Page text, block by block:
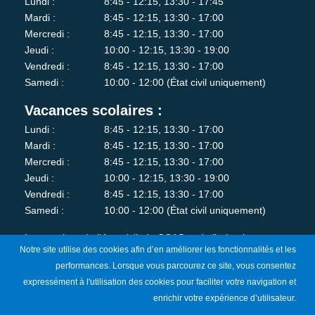
Mardi :
8:45 - 12:15, 13:30 - 17:00
Mercredi :
8:45 - 12:15, 13:30 - 17:00
Jeudi :
10:00 - 12:15, 13:30 - 19:00
Vendredi :
8:45 - 12:15, 13:30 - 17:00
Samedi :
10:00 - 12:00 (État civil uniquement)
Vacances scolaires :
Lundi :
8:45 - 12:15, 13:30 - 17:00
Mardi :
8:45 - 12:15, 13:30 - 17:00
Mercredi :
8:45 - 12:15, 13:30 - 17:00
Jeudi :
10:00 - 12:15, 13:30 - 19:00
Vendredi :
8:45 - 12:15, 13:30 - 17:00
Samedi :
10:00 - 12:00 (État civil uniquement)
Les services de l'état-civil, du CCAS et de l'urbanisme sont
fermés au public le lundi matin.
Je m'abonne à la newsletter
Notre site utilise des cookies afin d’en améliorer les fonctionnalités et les
performances. Lorsque vous parcourez ce site, vous consentez
expressément à l'utilisation des cookies pour faciliter votre navigation et
enrichir votre expérience d’utilisateur.